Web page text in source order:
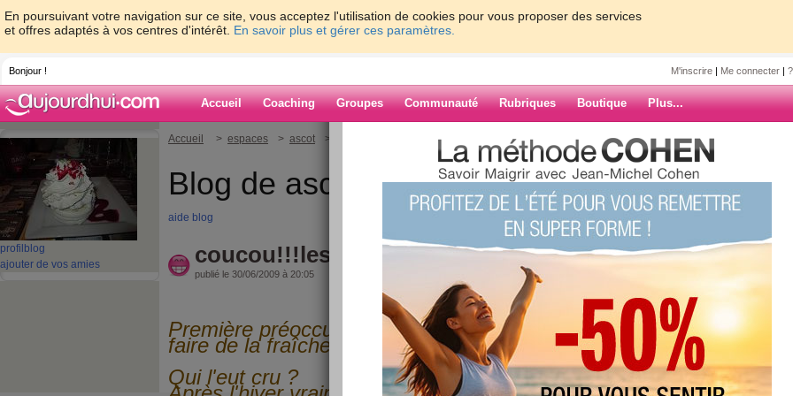
En poursuivant votre navigation sur ce site, vous acceptez l'utilisation de cookies pour vous proposer des services
et offres adaptés à vos centres d'intérêt. En savoir plus et gérer ces paramètres.
Bonjour ! M'inscrire | Me connecter |
Accueil Coaching Groupes Communauté Rubriques Boutique Plus...
profil blog
ajouter de vos amies
Accueil > espaces > ascot > coucou!!!les amies
Blog de ascot
aide blog
coucou!!!les amies
publié le 30/06/2009 à 20:05
Première préoccupation de la journée...
faire de la fraîcheur dans la maison !
Qui l'eut cru ?
ARCHIVES